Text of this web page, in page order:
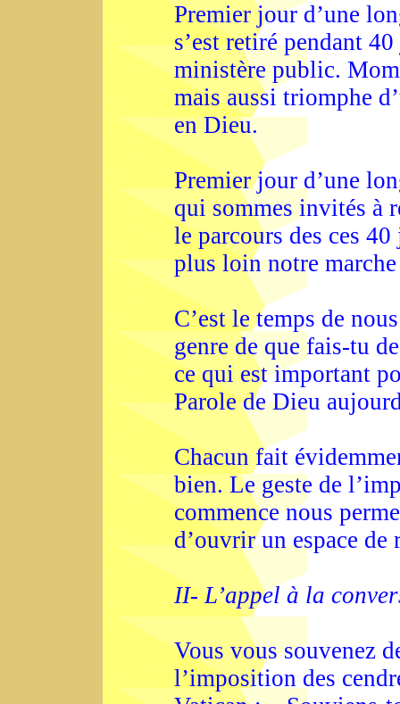
Premier jour d’une
s’est retiré pendant
ministère public.
mais aussi triomphe
en Dieu.
Premier jour d’une
qui sommes invités à
le parcours des ces
plus loin notre
C’est le temps de
genre de que fais-tu
ce qui est important
Parole de Dieu
Chacun fait
bien. Le geste de
commence nous
d’ouvrir un espace de
II- L’appel à la
Vous vous souvenez
l’imposition des